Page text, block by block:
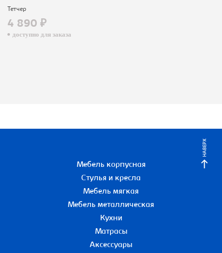
Тетчер
4 890 ₽
доступно для заказа
НАВЕРХ
Мебель корпусная
Стулья и кресла
Мебель мягкая
Мебель металлическая
Кухни
Матрасы
Аксессуары